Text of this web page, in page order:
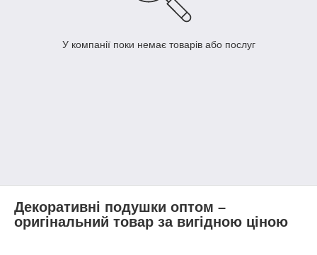
У компанії поки немає товарів або послуг
Декоративні подушки оптом –
оригінальний товар за вигідною ціною